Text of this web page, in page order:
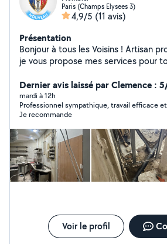
Paris (Champs Elysees 3)
4,9/5 (11 avis)
Présentation
Bonjour à tous les Voisins ! Artisan pro, réactif et équipé,
je vous propose mes services pour
débouchage d'urgence. De l'évier
de réseaux extérieurs, je gère vos
avec rigueur et transparence. Mes prestations :
Débouchage d'urgence (7j/7) : WC,
regards et canalisations générales. Plomberie &
Sanitaire : Fuites, robinetterie, WC,
chaude (cumulus,
complète de salle de bain. Chauffage : Installation,
déplacement et entretien de
eaux pluviales. Pourquoi me choisir ? Réactivité :
Intervention rapide pour vos urgences. Équipé &
: Matériel pro et Garantie décennale à
Dernier avis laissé par Clemence :
mardi à 12h
Professionnel sympathique, travail efficace
Je recommande
Voir le profil